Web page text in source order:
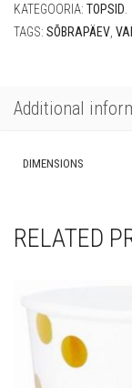
KATEGOORIA: TOPSID
TAGS: SÕBRAPÄEV
Additional
DIMENSIONS
RELATED